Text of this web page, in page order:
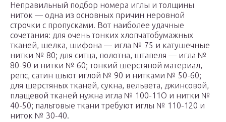
Неправильный подбор номера иглы и толщины
ниток — одна из основных причин неровной
строчки с пропусками. Вот наиболее удачные
сочетания: для очень тонких хлопчатобумажных
тканей, шелка, шифона — игла № 75 и катушечные
нитки № 80; для ситца, полотна, штапеля — игла №
80-90 и нитки № 60; тонкий шерстяной материал,
репс, сатин шьют иглой № 90 и нитками № 50-60;
для шерстяных тканей, сукна, вельвета, джинсовой,
плащевой тканей нужна игла № 100-11О и нитки №
40-50; пальтовые ткани требуют иглы № 110-120 и
ниток № 30-40.